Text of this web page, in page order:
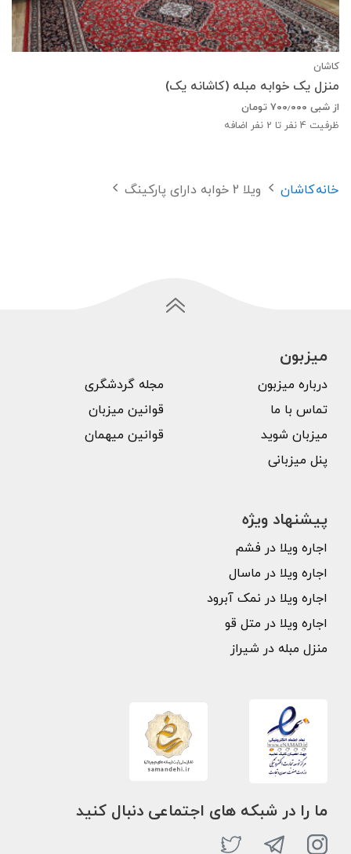
کاشان
منزل یک خوابه مبله (کاشانه یک)
از شبی ۷۰۰٫۰۰۰ تومان
ظرفیت 4 نفر تا 2 نفر اضافه
خانهکاشان ویلا 2 خوابه دارای پارکینگ
میزبون
درباره میزبون
تماس با ما
میزبان شوید
پنل میزبانی
مجله گردشگری
قوانین میزبان
قوانین میهمان
پیشنهاد ویژه
اجاره ویلا در فشم
اجاره ویلا در ماسال
اجاره ویلا در نمک آبرود
اجاره ویلا در متل قو
منزل مبله در شیراز
ما را در شبکه های اجتماعی دنبال کنید